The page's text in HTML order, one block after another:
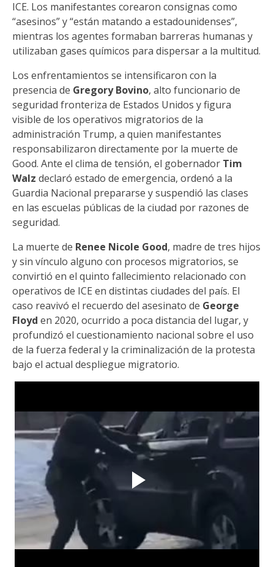
ICE. Los manifestantes corearon consignas como
“asesinos” y “están matando a estadounidenses”,
mientras los agentes formaban barreras humanas y
utilizaban gases químicos para dispersar a la multitud.
Los enfrentamientos se intensificaron con la
presencia de Gregory Bovino, alto funcionario de
seguridad fronteriza de Estados Unidos y figura
visible de los operativos migratorios de la
administración Trump, a quien manifestantes
responsabilizaron directamente por la muerte de
Good. Ante el clima de tensión, el gobernador Tim
Walz declaró estado de emergencia, ordenó a la
Guardia Nacional prepararse y suspendió las clases
en las escuelas públicas de la ciudad por razones de
seguridad.
La muerte de Renee Nicole Good, madre de tres hijos
y sin vínculo alguno con procesos migratorios, se
convirtió en el quinto fallecimiento relacionado con
operativos de ICE en distintas ciudades del país. El
caso reavivó el recuerdo del asesinato de George
Floyd en 2020, ocurrido a poca distancia del lugar, y
profundizó el cuestionamiento nacional sobre el uso
de la fuerza federal y la criminalización de la protesta
bajo el actual despliegue migratorio.